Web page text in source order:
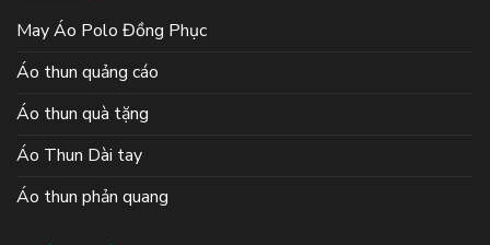
May Áo Polo Đồng Phục
Áo thun quảng cáo
Áo thun quà tặng
Áo Thun Dài tay
Áo thun phản quang